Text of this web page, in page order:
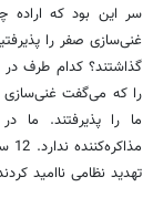
سر این بود که اراده
غنی‌سازی صفر را
را که می‌گفت غنی‌سازی
تهدید نظامی ناامید